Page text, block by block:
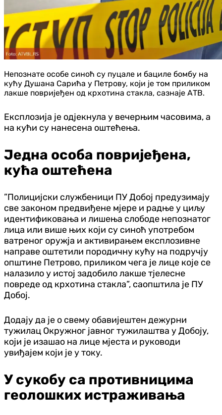
Непознате особе синоћ су пуцале и бациле бомбу на
кућу Душана Сарића у Петрову, који је том приликом
лакше повријеђен од крхотина стакла, сазнаје АТВ.
Експлозија је одјекнула у вечерњим часовима, а
на кући су нанесена оштећења.
Једна особа повријеђена,
кућа оштећена
”Полицијски службеници ПУ Добој предузимају
све законом предвиђене мјере и радње у циљу
идентификовања и лишења слободе непознатог
лица или више њих који су синоћ употребом
ватреног оружја и активирањем експлозивне
направе оштетили породичну кућу на подручју
општине Петрово, приликом чега је лице које се
налазило у истој задобило лакше тјелесне
повреде од крхотина стакла”, саопштила је ПУ
Добој.
Додају да је о свему обавијештен дежурни
тужилац Окружног јавног тужилаштва у Добоју,
који је изашао на лице мјеста и руководи
увиђајем који је у току.
У сукобу са противницима
геолошких истраживања